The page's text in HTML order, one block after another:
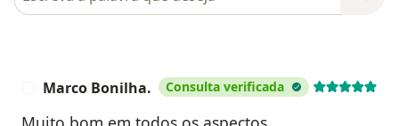
Marco Bonilha. Consulta verificada